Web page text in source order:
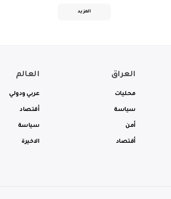
المزيد
العراق
محليات
سياسة
أمن
أقتصاد
العالم
عربي ودولي
أقتصاد
سياسة
الاخيرة